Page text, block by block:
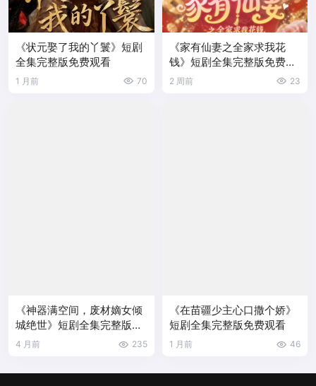
《状元娶了我的丫鬟》短剧
全集完整版免费观看
1 月前 70
《家有仙妻之全家求我花
钱》短剧全集完整版免费观
看
2 周前 23
《神器满空间，废材嫡女倾
城绝世》短剧全集完整版免
费观看
4 月前 235
《在苗疆少主心口撒个娇》
短剧全集完整版免费观看
1 月前 46